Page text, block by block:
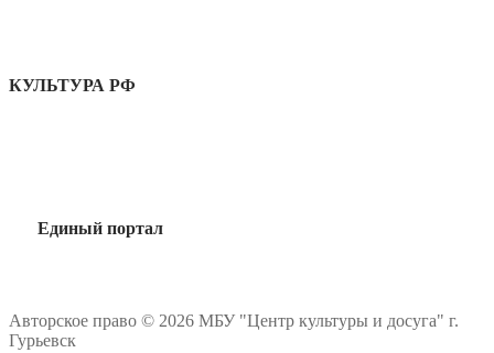
КУЛЬТУРА РФ
Единый портал
Авторское право © 2026 МБУ "Центр культуры и досуга" г.
Гурьевск